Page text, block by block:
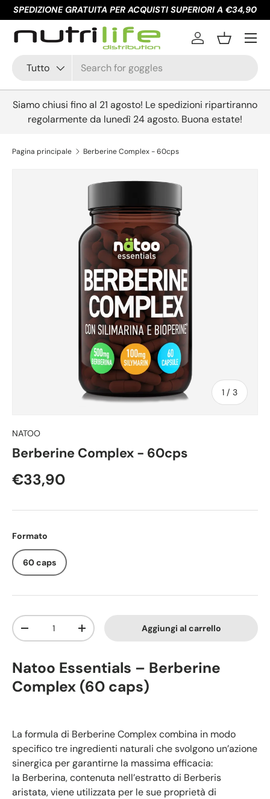
Passa ai contenuti
SPEDIZIONE GRATUITA PER ACQUISTI SUPERIORI A €34,90
Tutto
AccediCestino
Menu
Siamo chiusi fino al 21 agosto! Le spedizioni ripartiranno
regolarmente da lunedì 24 agosto. Buona estate!
Pagina principale Berberine Complex - 60cps
1 / di
3
NATOO
Berberine Complex - 60cps
€33,90
Formato
60 caps
Q.tà
-
+ Aggiungi al carrello
Natoo Essentials – Berberine
Complex (60 caps)
La formula di Berberine Complexcombina in modo
specifico tre ingredienti naturali che svolgono un’azione
sinergica per garantirne la massima efficacia:
la Berberina, contenuta nell’estratto di Berberis
aristata, viene utilizzata per le sue proprietà di